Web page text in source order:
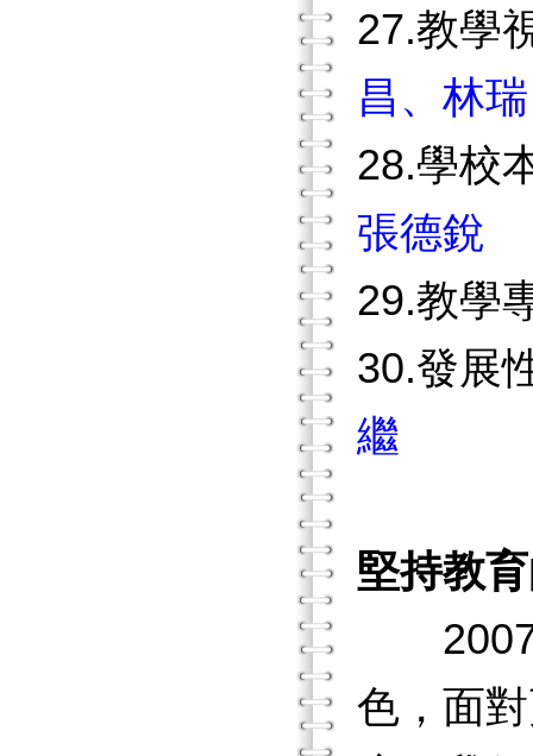
27.教學
昌、林
28.學校
張德銳
29.教學
30.發展
繼
堅持教
2007
色，面